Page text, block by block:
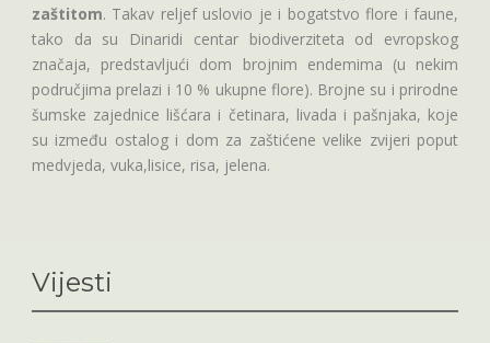
zaštitom. Takav reljef uslovio je i bogatstvo flore i faune,
tako da su Dinaridi centar biodiverziteta od evropskog
značaja, predstavljući dom brojnim endemima (u nekim
područjima prelazi i 10 % ukupne flore). Brojne su i prirodne
šumske zajednice lišćara i četinara, livada i pašnjaka, koje
su između ostalog i dom za zaštićene velike zvijeri poput
medvjeda, vuka,lisice, risa, jelena.
Vijesti